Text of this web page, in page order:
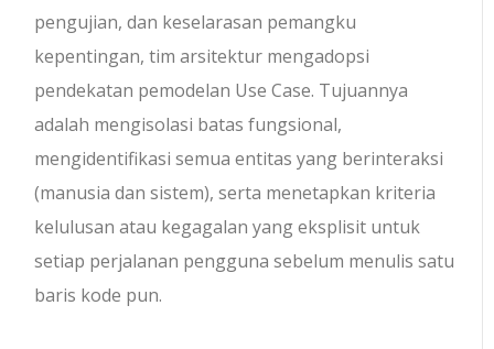
pengujian, dan keselarasan pemangku
kepentingan, tim arsitektur mengadopsi
pendekatan pemodelan Use Case. Tujuannya
adalah mengisolasi batas fungsional,
mengidentifikasi semua entitas yang berinteraksi
(manusia dan sistem), serta menetapkan kriteria
kelulusan atau kegagalan yang eksplisit untuk
setiap perjalanan pengguna sebelum menulis satu
baris kode pun.